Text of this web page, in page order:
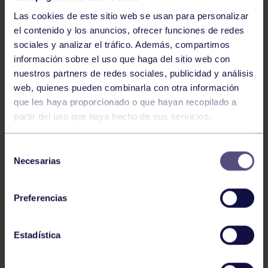
Las cookies de este sitio web se usan para personalizar
el contenido y los anuncios, ofrecer funciones de redes
sociales y analizar el tráfico. Además, compartimos
información sobre el uso que haga del sitio web con
nuestros partners de redes sociales, publicidad y análisis
web, quienes pueden combinarla con otra información
que les haya proporcionado o que hayan recopilado a
partir del uso que haya hecho de sus servicios.
Necesarias
Preferencias
Estadística
Baloncesto
ÚLTIMOS RESULTADOS DE LA SECCIÓN
Baloncesto